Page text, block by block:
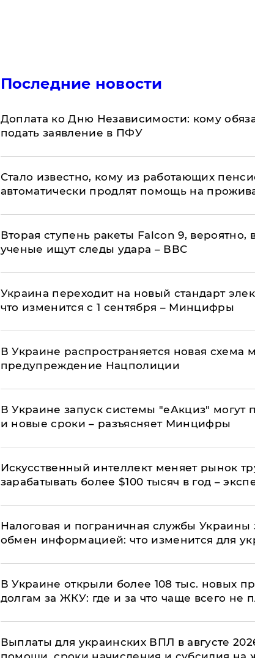
Последние новости
Доплата ко Дню Независимости: кому
подать заявление в ПФУ
Стало известно, кому из работающих
автоматически продлят помощь на
Вторая ступень ракеты Falcon 9, вероятно,
ученые ищут следы удара – ВВС
Украина переходит на новый стандарт
что изменится с 1 сентября – Минцифры
В Украине распространяется новая схема
предупреждение Нацполиции
В Украине запуск системы "еАкциз" могут
и новые сроки – разъясняет Минцифры
Искусственный интеллект меняет рынок
зарабатывать более $100 тысяч в год –
Налоговая и пограничная службы Украины
обмен информацией: что изменится для
В Украине открыли более 108 тыс. новых
долгам за ЖКУ: где и за что чаще всего не
Выплаты для украинских ВПЛ в августе